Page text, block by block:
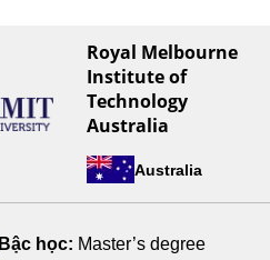
Royal Melbourne
Institute of
Technology
Australia
Australia
Bậc học: Master’s degree